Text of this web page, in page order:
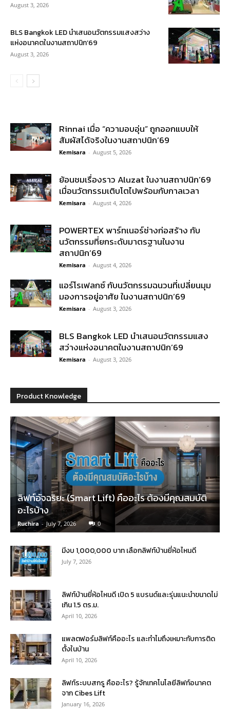
August 3, 2026
BLS Bangkok LED นำเสนอนวัตกรรมแสงสว่าง
แห่งอนาคตในงานสถาปนิก’69
August 3, 2026
Rinnai เมื่อ “ความอบอุ่น” ถูกออกแบบให้
สัมผัสได้จริงในงานสถาปนิก’69
Kemisara - August 5, 2026
ย้อนชมเรื่องราว Aluzat ในงานสถาปนิก’69
เมื่อนวัตกรรมเติบโตไปพร้อมกับกาลเวลา
Kemisara - August 4, 2026
POWERTEX พาร์ทเนอร์ช่างก่อสร้าง กับ
นวัตกรรมที่ยกระดับมาตรฐานในงาน
สถาปนิก’69
Kemisara - August 4, 2026
แอร์โรเฟลกซ์ กับนวัตกรรมฉนวนที่เปลี่ยนมุม
มองการอยู่อาศัย ในงานสถาปนิก’69
Kemisara - August 3, 2026
BLS Bangkok LED นำเสนอนวัตกรรมแสง
สว่างแห่งอนาคตในงานสถาปนิก’69
Kemisara - August 3, 2026
Product Knowledge
ลิฟท์อัจฉริยะ (Smart Lift) คืออะไร ต้องมีคุณสมบัติ
อะไรบ้าง
Ruchira - July 7, 2026 0
มีงบ 1,000,000 บาท เลือกลิฟท์บ้านยี่ห้อไหนดี
July 7, 2026
ลิฟท์บ้านยี่ห้อไหนดี เปิด 5 แบรนด์และรุ่นแนะนำขนาดไม่
เกิน 1.5 ตร.ม.
April 10, 2026
แพลตฟอร์มลิฟท์คืออะไร และทำไมถึงเหมาะกับการติด
ตั้งในบ้าน
April 10, 2026
ลิฟท์ระบบสกรู คืออะไร? รู้จักเทคโนโลยีลิฟท์อนาคต
จาก Cibes Lift
January 16, 2026